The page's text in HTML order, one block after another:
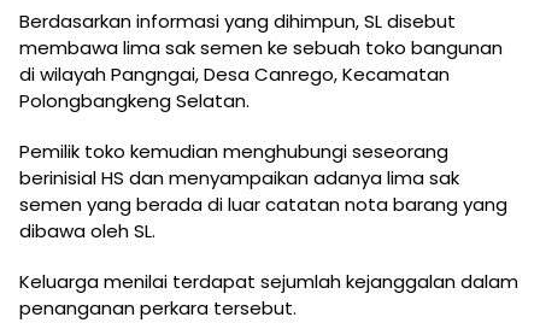
Berdasarkan informasi yang dihimpun, SL disebut
membawa lima sak semen ke sebuah toko bangunan
di wilayah Pangngai, Desa Canrego, Kecamatan
Polongbangkeng Selatan.
Pemilik toko kemudian menghubungi seseorang
berinisial HS dan menyampaikan adanya lima sak
semen yang berada di luar catatan nota barang yang
dibawa oleh SL.
Keluarga menilai terdapat sejumlah kejanggalan dalam
penanganan perkara tersebut.